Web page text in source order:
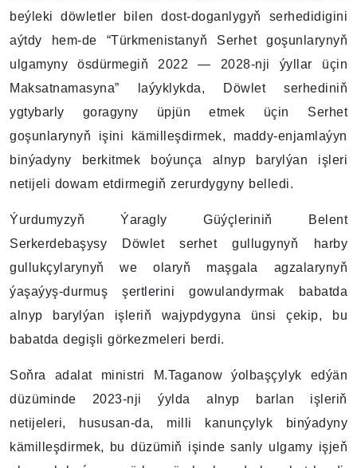
beýleki döwletler bilen dost-doganlygyň serhedidigini
aýtdy hem-de “Türkmenistanyň Serhet goşunlarynyň
ulgamyny ösdürmegiň 2022 — 2028-nji ýyllar üçin
Maksatnamasyna” laýyklykda, Döwlet serhediniň
ygtybarly goragyny üpjün etmek üçin Serhet
goşunlarynyň işini kämilleşdirmek, maddy-enjamlaýyn
binýadyny berkitmek boýunça alnyp barylýan işleri
netijeli dowam etdirmegiň zerurdygyny belledi.
Ýurdumyzyň Ýaragly Güýçleriniň Belent
Serkerdebaşysy Döwlet serhet gullugynyň harby
gullukçylarynyň we olaryň maşgala agzalarynyň
ýaşaýyş-durmuş şertlerini gowulandyrmak babatda
alnyp barylýan işleriň wajypdygyna ünsi çekip, bu
babatda degişli görkezmeleri berdi.
Soňra adalat ministri M.Taganow ýolbaşçylyk edýän
düzüminde 2023-nji ýylda alnyp barlan işleriň
netijeleri, hususan-da, milli kanunçylyk binýadyny
kämilleşdirmek, bu düzümiň işinde sanly ulgamy işjeň